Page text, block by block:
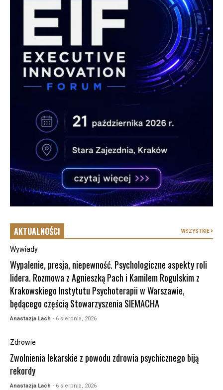
AKTUALNOŚCI WSZYSTKIE
Wywiady
Wypalenie, presja, niepewność. Psychologiczne aspekty roli
lidera. Rozmowa z Agnieszką Pach i Kamilem Rogulskim z
Krakowskiego Instytutu Psychoterapii w Warszawie,
będącego częścią Stowarzyszenia SIEMACHA
Anastazja Lach - 6 sierpnia, 2026
Zdrowie
Zwolnienia lekarskie z powodu zdrowia psychicznego biją
rekordy
Anastazja Lach - 6 sierpnia, 2026